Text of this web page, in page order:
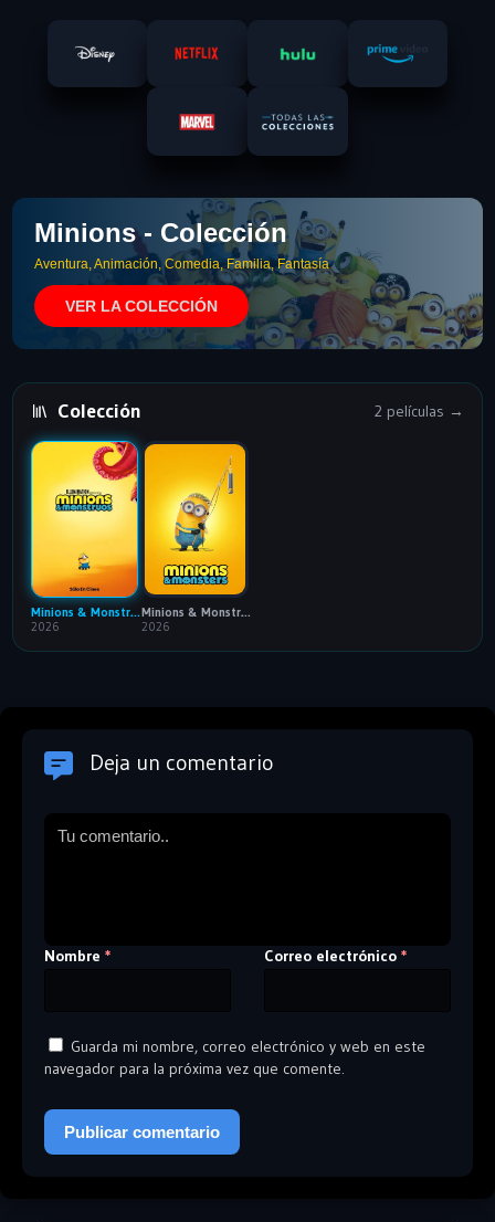
Minions - Colección
Aventura, Animación, Comedia, Familia, Fantasía
VER LA COLECCIÓN
Colección 2 películas →
Minions & Monstruos: HDTS
2026
Minions & Monstruos: HDTS V2
2026
Deja un comentario
Nombre * Correo electrónico *
Guarda mi nombre, correo electrónico y web en este
navegador para la próxima vez que comente.